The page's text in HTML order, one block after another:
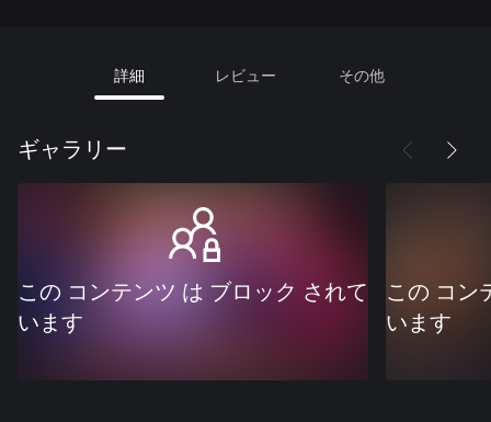
詳細 レビュー その他
ギャラリー
この コンテンツ は ブロック されて
います
この コン
います